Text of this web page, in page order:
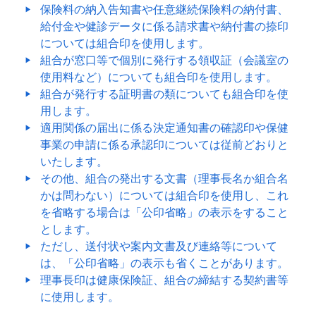
保険料の納入告知書や任意継続保険料の納付書、
給付金や健診データに係る請求書や納付書の捺印
については組合印を使用します。
組合が窓口等で個別に発行する領収証（会議室の
使用料など）についても組合印を使用します。
組合が発行する証明書の類についても組合印を使
用します。
適用関係の届出に係る決定通知書の確認印や保健
事業の申請に係る承認印については従前どおりと
いたします。
その他、組合の発出する文書（理事長名か組合名
かは問わない）については組合印を使用し、これ
を省略する場合は「公印省略」の表示をすること
とします。
ただし、送付状や案内文書及び連絡等について
は、「公印省略」の表示も省くことがあります。
理事長印は健康保険証、組合の締結する契約書等
に使用します。